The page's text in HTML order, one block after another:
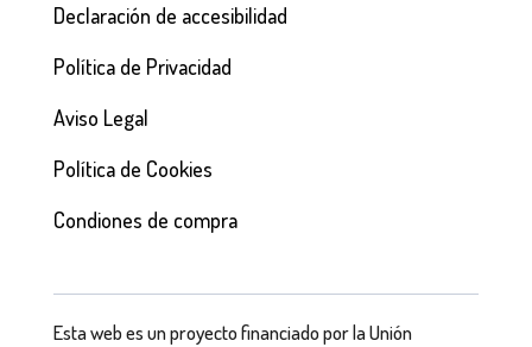
Declaración de accesibilidad
Política de Privacidad
Aviso Legal
Política de Cookies
Condiones de compra
Esta web es un proyecto financiado por la Unión